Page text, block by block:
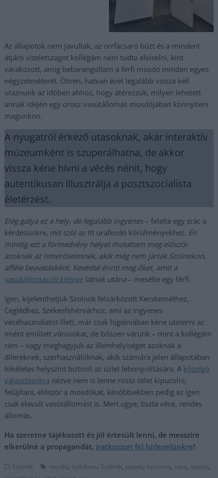
Az állapotok nem javultak, az orrfacsaró bűzt és a mindent
átjáró vizeletszagot kollégám nem tudta elviselni, kint
várakozott, amíg bebarangoltam a férfi mosdó minden egyes
négyzetméterét. Ötven, hatvan évet legalább vissza kell
utaznunk az időben ahhoz, hogy átérezzük, milyen lehetett
annak idején egy orosz vasútállomás mosdójában könnyíteni
magunkon.
A nyugatról érkező utasoknak, akár interaktív
múzeumként is szuperálhatna, de akkor
vissza kéne hívni a vécés nénit, hogy
autentikusan illusztrálja a posztszocialista
életérzést.
Elég gatya ez a hely, de legalább ingyenes– felelte egy srác a
kérdésünkre, mit szól az itt uralkodó körülményekhez. Én
mindig ezt a förmedvény helyet mutattam meg először
azoknak az ismerőseimnek, akik még nem jártak Szolnokon,
afféle beavatásként. Kevésbé érinti meg őket, amit a
vasútállomásról kilépvelátnak utána – mesélte egy férfi.
Igen, kijelenthetjük Szolnok felzárkózott Kecskeméthez,
Ceglédhez, Székesfehérvárhoz, ami az ingyenes
vécéhasználatot illeti, már csak higiéniában kéne utolérni az
imént említett városokat, de bőszen várunk – mint a kollégám
rám – vagy meghagyjuk az illemhelyiséget azoknak a
dílereknek, szerhasználóknak, akik számára jelen állapotában
tökéletes helyszínt biztosít az üzlet lebonyolítására. A közelgő
választásokra nézve nem is lenne rossz ötlet kipucolni,
felújítani, először a mosdókat, későbbiekben pedig az igen
csak elavult vasútállomást is. Mert ugye; tiszta vécé, rendes
állomás.
Ha szeretne tájékozott és jól értesült lenni, de messzire
elkerülné a propagandát, iratkozzon fel hírlevelünkre!
Szolnok mosdó, nyilvános, Szolnok, toalett, turizmus, utas, utazás,